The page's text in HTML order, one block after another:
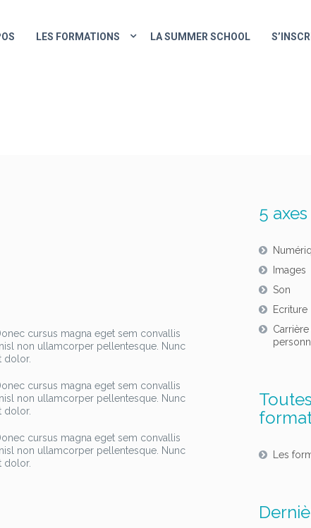
LES FORMATIONS LA SUMMER SCHOOL
cursus magna eget sem convallis
non ullamcorper pellentesque. Nunc
dolor.
cursus magna eget sem convallis
non ullamcorper pellentesque. Nunc
dolor.
cursus magna eget sem convallis
non ullamcorper pellentesque. Nunc
dolor.
5 axes
Images
Son
Ecriture
Les